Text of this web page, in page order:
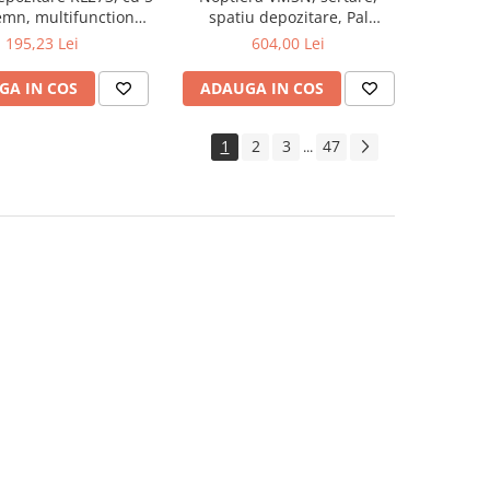
multifunctional,
natur
195,23 Lei
IN COS
spatiu depozitare, Pal
Melaminat, insertii MDF, Nuc
604,00 Lei
ADAUGA IN COS
1 2 3 ... 47